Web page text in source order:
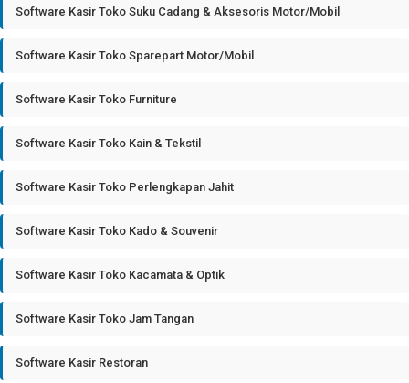
Software Kasir Toko Suku Cadang & Aksesoris Motor/Mobil
Software Kasir Toko Sparepart Motor/Mobil
Software Kasir Toko Furniture
Software Kasir Toko Kain & Tekstil
Software Kasir Toko Perlengkapan Jahit
Software Kasir Toko Kado & Souvenir
Software Kasir Toko Kacamata & Optik
Software Kasir Toko Jam Tangan
Software Kasir Restoran